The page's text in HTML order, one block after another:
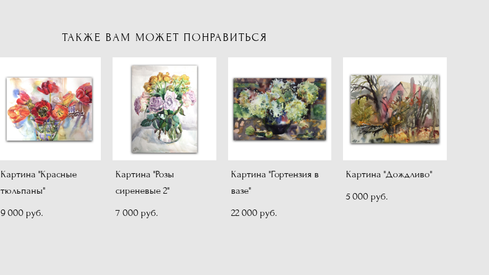
ТАКЖЕ ВАМ МОЖЕТ ПОНРАВИТЬСЯ
Картина "Красные
тюльпаны"
9 000 pуб.
Картина "Розы
сиреневые 2"
7 000 pуб.
Картина "Гортензия в
вазе"
22 000 pуб.
Картина "Дождливо"
5 000 pуб.